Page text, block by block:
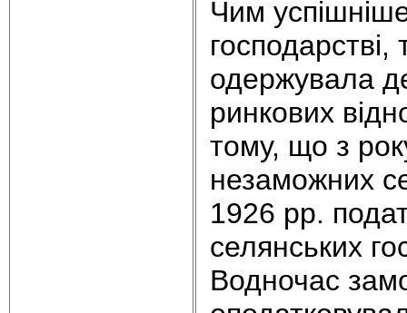
Чим
одержувала
ринкових
тому, що з
незаможних
1926 рр.
селянських
Водночас